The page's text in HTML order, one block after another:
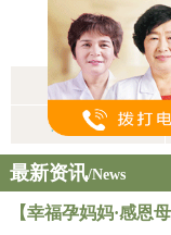
前列腺疾病
性功能障碍
最新资讯/News
【幸福孕妈妈·感恩